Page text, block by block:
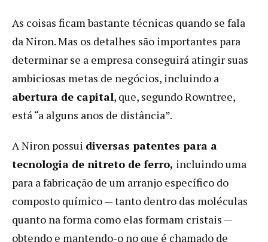
As coisas ficam bastante técnicas quando se fala
da Niron. Mas os detalhes são importantes para
determinar se a empresa conseguirá atingir suas
ambiciosas metas de negócios, incluindo a
abertura de capital, que, segundo Rowntree,
está “a alguns anos de distância”.
A Niron possui diversas patentes para a
tecnologia de nitreto de ferro, incluindo uma
para a fabricação de um arranjo específico do
composto químico — tanto dentro das moléculas
quanto na forma como elas formam cristais —
obtendo e mantendo-o no que é chamado de